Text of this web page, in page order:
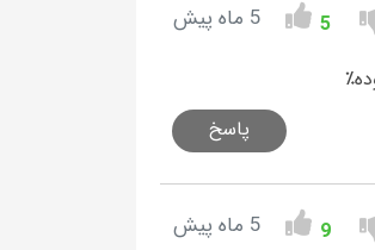
5 5 ماه پیش
پاسخ
9 5 ماه پیش